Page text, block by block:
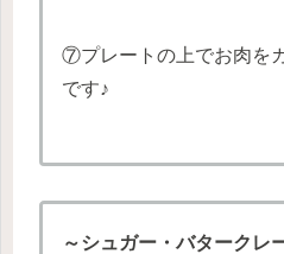
⑦プレートの上でお肉を
です♪
～シュガー・バタークレ